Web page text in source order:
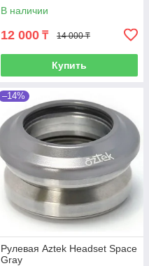
В наличии
12 000 ₸ 14 000 ₸
Купить
–14%
Рулевая Aztek Headset Space
Gray